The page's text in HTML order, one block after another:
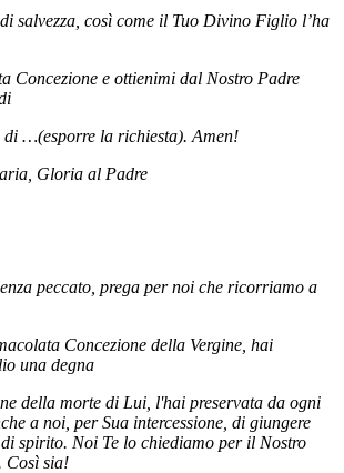
salvezza, così come il Tuo Divino Figlio l’ha
Concezione e ottienimi dal Nostro Padre
…(esporre la richiesta). Amen!
Gloria al Padre
peccato, prega per noi che ricorriamo a
Concezione della Vergine, hai
una degna
della morte di Lui, l'hai preservata da ogni
a noi, per Sua intercessione, di giungere
spirito. Noi Te lo chiediamo per il Nostro
Così sia!